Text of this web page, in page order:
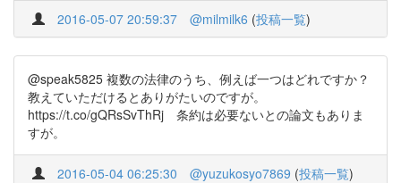
2016-05-07 20:59:37 @milmilk6 (投稿一覧)
@speak5825 複数の法律のうち、例えば一つはどれですか？
教えていただけるとありがたいのですが。
https://t.co/gQRsSvThRj 条約は必要ないとの論文もありま
すが。
2016-05-04 06:25:30 @yuzukosyo7869 (投稿一覧)